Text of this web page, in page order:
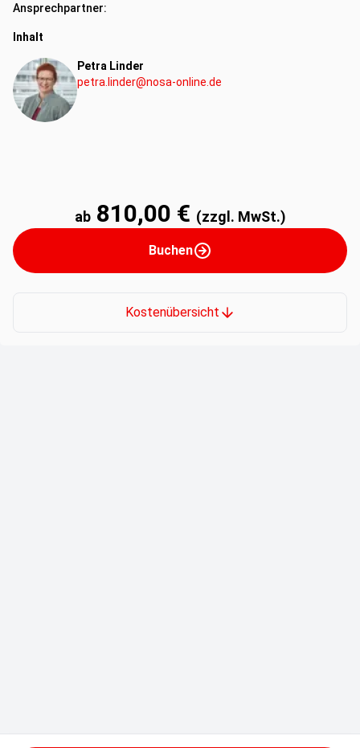
Ansprechpartner:
Inhalt
Petra Linder
petra.linder@nosa-online.de
ab 810,00 € (zzgl. MwSt.)
Buchen
Kostenübersicht